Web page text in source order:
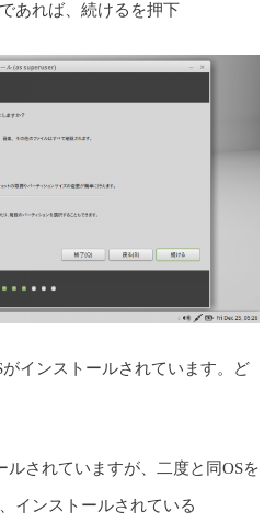
あれば、続けるを押下
インストールされています。ど
ルされていますが、二度と同OSを
インストールされている